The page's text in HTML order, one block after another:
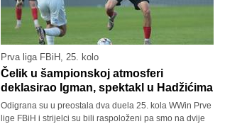
Prva liga FBiH, 25. kolo
Čelik u šampionskoj atmosferi
deklasirao Igman, spektakl u Hadžićima
Odigrana su u preostala dva duela 25. kola WWin Prve
lige FBiH i strijelci su bili raspoloženi pa smo na dvije